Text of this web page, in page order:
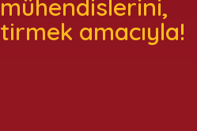
amacıyla!